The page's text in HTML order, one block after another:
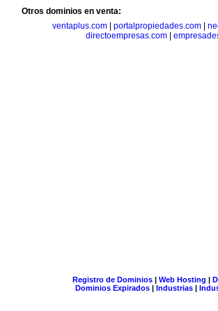
Otros dominios en venta:
ventaplus.com
portalpropiedades.com
directoempresas.com
Registro de Dominios| Web Hosting |
Dominios Expirados | Industrias |